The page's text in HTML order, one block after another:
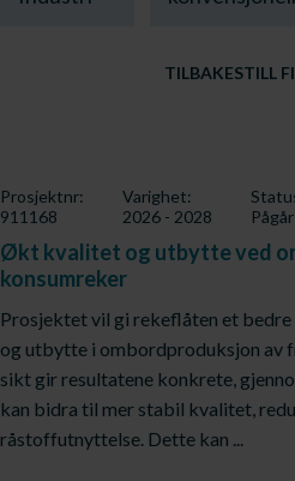
TILBAKESTILL
Prosjektnr:
911168
Varighet:
2026 - 2028
Pågår
Økt kvalitet og utbytte ved
konsumreker
Prosjektet vil gi rekeflåten et
og utbytte i ombordproduksjon av
sikt gir resultatene konkrete,
kan bidra til mer stabil kvalitet,
råstoffutnyttelse. Dette kan ...